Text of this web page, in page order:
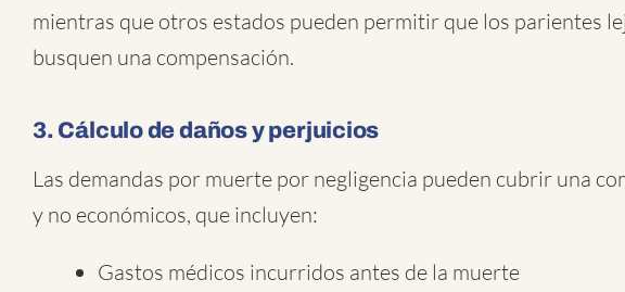
mientras que otros estados pueden permitir que los parientes
busquen una compensación.
3. Cálculo de daños y perjuicios
Las demandas por muerte por negligencia pueden cubrir una
y no económicos, que incluyen:
Gastos médicos incurridos antes de la muerte